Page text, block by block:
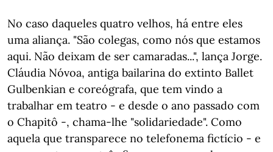
No caso daqueles quatro velhos, há entre eles
uma aliança. "São colegas, como nós que estamos
aqui. Não deixam de ser camaradas...", lança Jorge.
Cláudia Nóvoa, antiga bailarina do extinto Ballet
Gulbenkian e coreógrafa, que tem vindo a
trabalhar em teatro - e desde o ano passado com
o Chapitô -, chama-lhe "solidariedade". Como
aquela que transparece no telefonema fictício - e